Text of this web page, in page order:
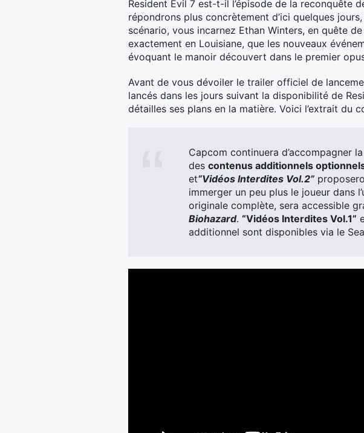
Resident Evil 7 est-t-il l’épisode de la reconquête
répondrons plus concrètement d’ici quelques
scénario, vous incarnez Ethan Winters, en quête
exactement en Louisiane, que les nouveaux
évoquant le manoir découvert dans le premier
Avant de vous dévoiler le trailer officiel de
lancés dans les jours suivant la disponibilité de
détailles ses plans en la matière. Voici l’extrait du
Capcom continuera d’accompagner
des contenus additionnels
et“Vidéos Interdites Vol.2”
immerger un peu plus le joueur dans
originale complète, sera accessible
Biohazard. “Vidéos Interdites Vol.1”
additionnel sont disponibles via le